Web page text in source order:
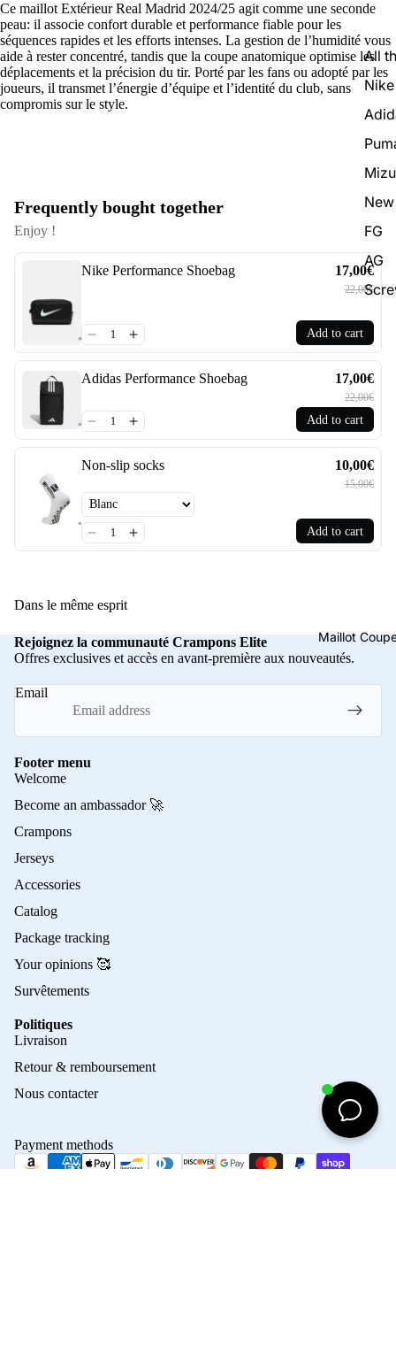
All
Nike
FG
AG
Maillot
Ce maillot Extérieur Real Madrid 2024/25 agit comme une seconde
peau: il associe confort durable et performance fiable pour les
séquences rapides et les efforts intenses. La gestion de l’humidité vous
aide à rester concentré, tandis que la coupe anatomique optimise les
déplacements et la précision du tir. Porté par les fans ou adopté par les
joueurs, il transmet l’énergie d’équipe et l’identité du club, sans
compromis sur le style.
Frequently bought together
Enjoy !
Nike Performance Shoebag 17,00€
22,00€
Add to cart
Adidas Performance Shoebag 17,00€
22,00€
Add to cart
Non-slip socks 10,00€
15,00€
Add to cart
Dans le même esprit
Rejoignez la communauté Crampons Elite
Offres exclusives et accès en avant-première aux nouveautés.
Email
Footer menu
Welcome
Become an ambassador 🚀
Crampons
Jerseys
Accessories
Catalog
Package tracking
Your opinions 🥰
Survêtements
Politiques
Livraison
Retour & remboursement
Nous contacter
Payment methods
Terms of sale